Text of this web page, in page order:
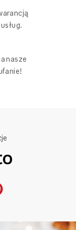
nasze